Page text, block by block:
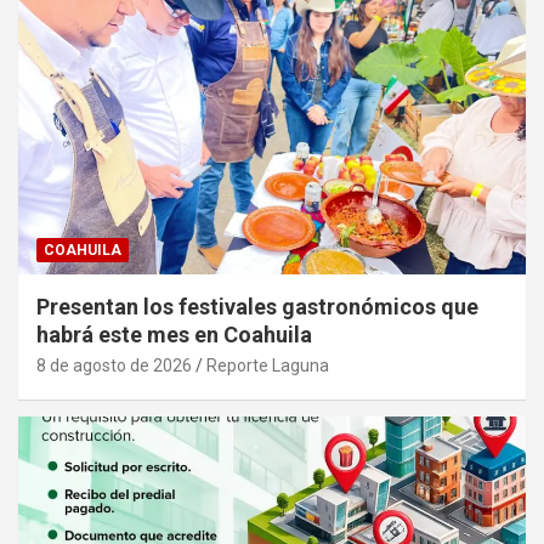
COAHUILA
Presentan los festivales gastronómicos que
habrá este mes en Coahuila
8 de agosto de 2026 Reporte Laguna